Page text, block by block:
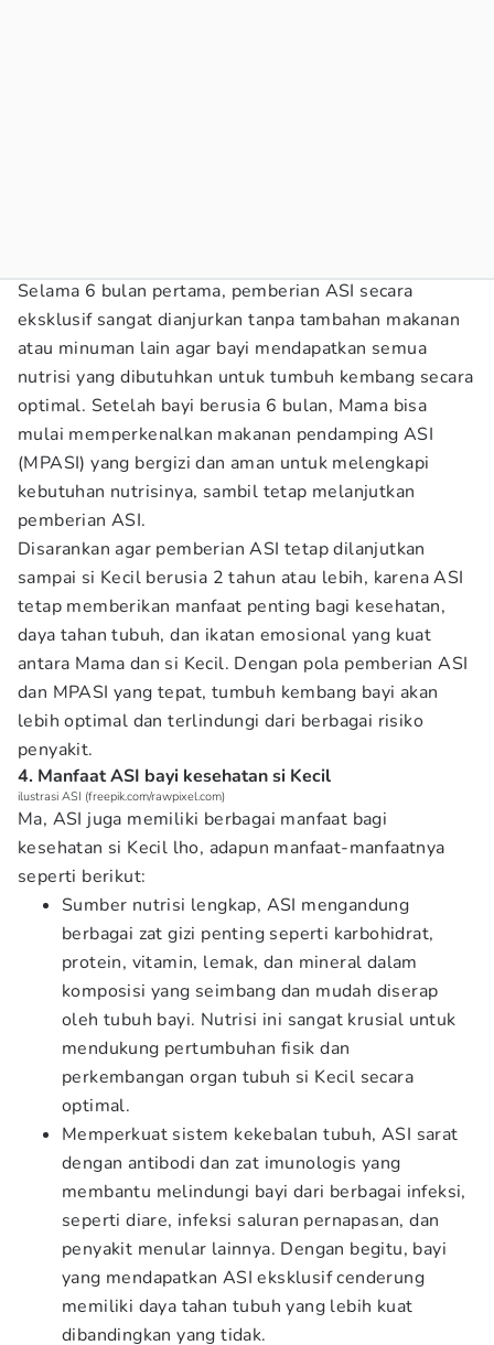
Selama 6 bulan pertama, pemberian ASI secara
eksklusif sangat dianjurkan tanpa tambahan makanan
atau minuman lain agar bayi mendapatkan semua
nutrisi yang dibutuhkan untuk tumbuh kembang secara
optimal. Setelah bayi berusia 6 bulan, Mama bisa
mulai memperkenalkan makanan pendamping ASI
(MPASI) yang bergizi dan aman untuk melengkapi
kebutuhan nutrisinya, sambil tetap melanjutkan
pemberian ASI.
Disarankan agar pemberian ASI tetap dilanjutkan
sampai si Kecil berusia 2 tahun atau lebih, karena ASI
tetap memberikan manfaat penting bagi kesehatan,
daya tahan tubuh, dan ikatan emosional yang kuat
antara Mama dan si Kecil. Dengan pola pemberian ASI
dan MPASI yang tepat, tumbuh kembang bayi akan
lebih optimal dan terlindungi dari berbagai risiko
penyakit.
4. Manfaat ASI bayi kesehatan si Kecil
ilustrasi ASI (freepik.com/rawpixel.com)
Ma, ASI juga memiliki berbagai manfaat bagi
kesehatan si Kecil lho, adapun manfaat-manfaatnya
seperti berikut:
Sumber nutrisi lengkap, ASI mengandung
berbagai zat gizi penting seperti karbohidrat,
protein, vitamin, lemak, dan mineral dalam
komposisi yang seimbang dan mudah diserap
oleh tubuh bayi. Nutrisi ini sangat krusial untuk
mendukung pertumbuhan fisik dan
perkembangan organ tubuh si Kecil secara
optimal.
Memperkuat sistem kekebalan tubuh, ASI sarat
dengan antibodi dan zat imunologis yang
membantu melindungi bayi dari berbagai infeksi,
seperti diare, infeksi saluran pernapasan, dan
penyakit menular lainnya. Dengan begitu, bayi
yang mendapatkan ASI eksklusif cenderung
memiliki daya tahan tubuh yang lebih kuat
dibandingkan yang tidak.